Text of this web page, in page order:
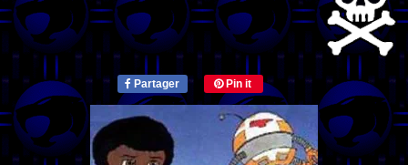
Partager Pin it